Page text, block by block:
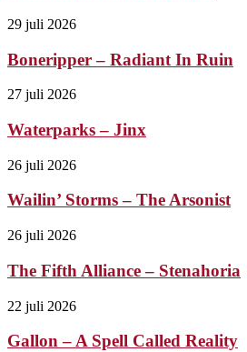
29 juli 2026
Boneripper – Radiant In Ruin
27 juli 2026
Waterparks – Jinx
26 juli 2026
Wailin’ Storms – The Arsonist
26 juli 2026
The Fifth Alliance – Stenahoria
22 juli 2026
Gallon – A Spell Called Reality